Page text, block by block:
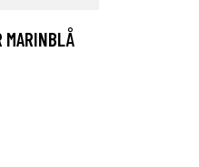
MARINBLÅ